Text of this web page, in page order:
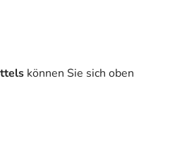
können Sie sich oben